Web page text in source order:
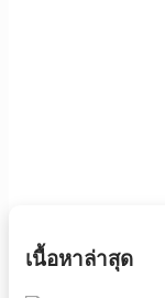
เนื้อหาล่าสุด